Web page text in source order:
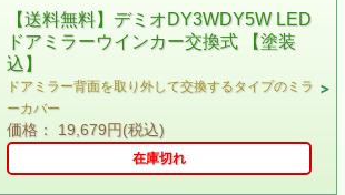
【送料無料】デミオDY3WDY5W LED
ドアミラーウインカー交換式 【塗装
込】
ドアミラー背面を取り外して交換するタイプのミラ
ーカバー
価格： 19,679円(税込)
在庫切れ